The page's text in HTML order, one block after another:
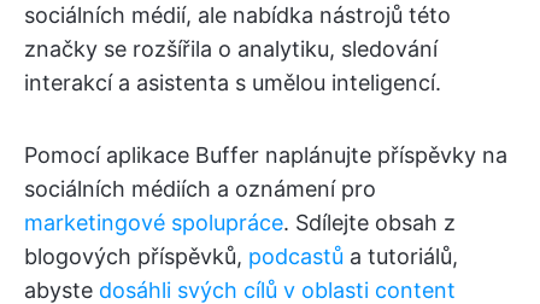
sociálních médií, ale nabídka nástrojů této
značky se rozšířila o analytiku, sledování
interakcí a asistenta s umělou inteligencí.
Pomocí aplikace Buffer naplánujte příspěvky na
sociálních médiích a oznámení pro
marketingové spolupráce. Sdílejte obsah z
blogových příspěvků, podcastů a tutoriálů,
abyste dosáhli svých cílů v oblasti content